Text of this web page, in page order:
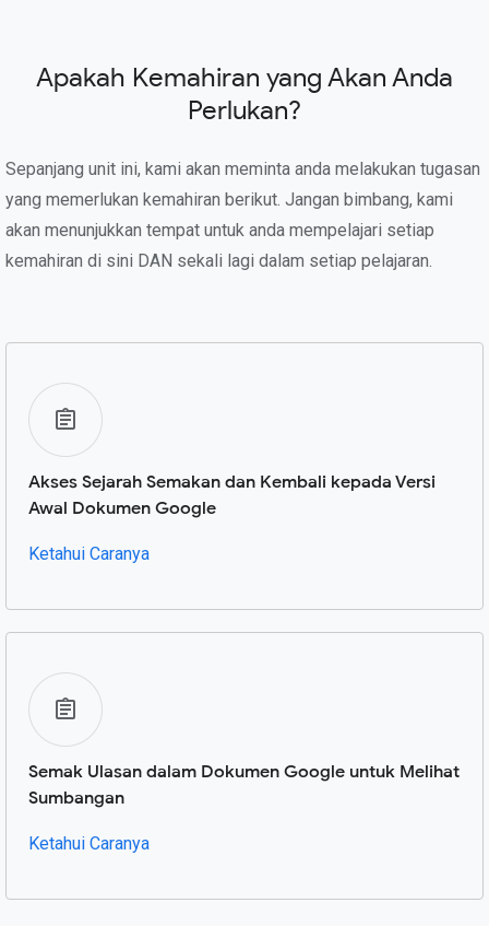
Apakah Kemahiran yang Akan Anda
Perlukan?
Sepanjang unit ini, kami akan meminta anda melakukan tugasan
yang memerlukan kemahiran berikut. Jangan bimbang, kami
akan menunjukkan tempat untuk anda mempelajari setiap
kemahiran di sini DAN sekali lagi dalam setiap pelajaran.
Akses Sejarah Semakan dan Kembali kepada Versi
Awal Dokumen Google
Ketahui Caranya
Semak Ulasan dalam Dokumen Google untuk Melihat
Sumbangan
Ketahui Caranya